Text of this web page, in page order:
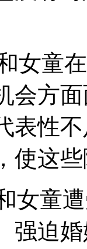
女童
会方
表性
使这
女童
强迫